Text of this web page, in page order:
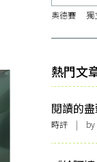
奧德賽 獨
熱門文
閱讀的
時評 | by